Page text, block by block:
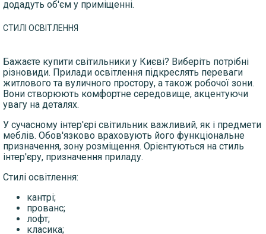
додадуть об'єм у приміщенні.
СТИЛІ ОСВІТЛЕННЯ
Бажаєте купити світильники у Києві? Виберіть потрібні
різновиди. Прилади освітлення підкреслять переваги
житлового та вуличного простору, а також робочої зони.
Вони створюють комфортне середовище, акцентуючи
увагу на деталях.
У сучасному інтер'єрі світильник важливий, як і предмети
меблів. Обов'язково враховують його функціональне
призначення, зону розміщення. Орієнтуються на стиль
інтер'єру, призначення приладу.
Стилі освітлення:
кантрі;
прованс;
лофт;
класика;